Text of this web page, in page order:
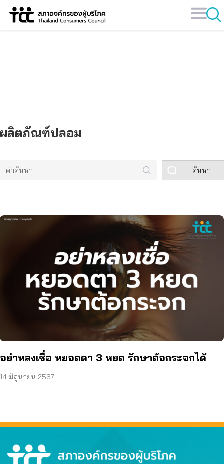
Skip
ผลิตภัณฑ์ปลอม
ค้นหา
อย่าหลงเชื่อ หยอดตา 3 หยด รักษาต้อกระจกได้
14 มิถุนายน 2567